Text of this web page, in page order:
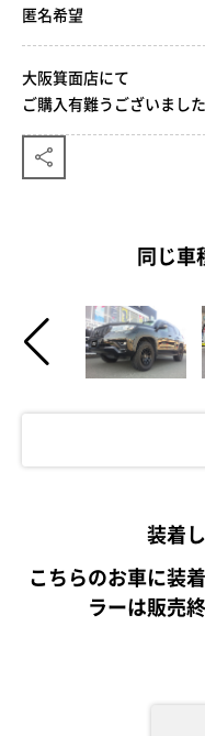
匿名希望
大阪箕面店にて
ご購入有難うございまし
同じ車
装着
こちらのお車に装
ラーは販売